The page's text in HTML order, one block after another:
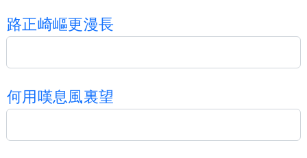
路正崎嶇更漫長
何用 嘆息風裏望